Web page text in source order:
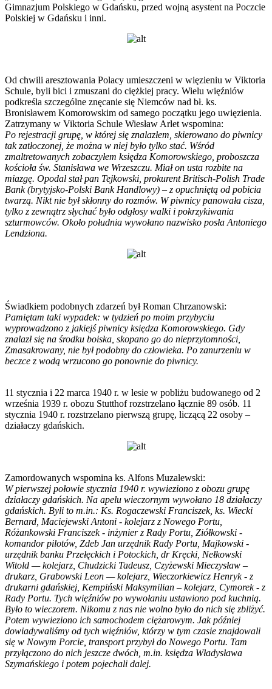
Gimnazjum Polskiego w Gdańsku, przed wojną asystent na Poczcie
Polskiej w Gdańsku i inni.
Od chwili aresztowania Polacy umieszczeni w więzieniu w Viktoria
Schule, byli bici i zmuszani do ciężkiej pracy. Wielu więźniów
podkreśla szczególne znęcanie się Niemców nad bł. ks.
Bronisławem Komorowskim od samego początku jego uwięzienia.
Zatrzymany w Viktoria Schule Wiesław Arlet wspomina:
Po rejestracji grupę, w której się znalazłem, skierowano do piwnicy
tak zatłoczonej, że można w niej było tylko stać. Wśród
zmaltretowanych zobaczyłem księdza Komorowskiego, proboszcza
kościoła św. Stanisława we Wrzeszczu. Miał on usta rozbite na
miazgę. Opodal stał pan Tejkowski, prokurent Britisch-Polish Trade
Bank (brytyjsko-Polski Bank Handlowy) – z opuchniętą od pobicia
twarzą. Nikt nie był skłonny do rozmów. W piwnicy panowała cisza,
tylko z zewnątrz słychać było odgłosy walki i pokrzykiwania
szturmowców. Około południa wywołano nazwisko posła Antoniego
Lendziona.
Świadkiem podobnych zdarzeń był Roman Chrzanowski:
Pamiętam taki wypadek: w tydzień po moim przybyciu
wyprowadzono z jakiejś piwnicy księdza Komorowskiego. Gdy
znalazł się na środku boiska, skopano go do nieprzytomności,
Zmasakrowany, nie był podobny do człowieka. Po zanurzeniu w
beczce z wodą wrzucono go ponownie do piwnicy.
11 stycznia i 22 marca 1940 r. w lesie w pobliżu budowanego od 2
września 1939 r. obozu Stutthof rozstrzelano łącznie 89 osób. 11
stycznia 1940 r. rozstrzelano pierwszą grupę, liczącą 22 osoby –
działaczy gdańskich.
Zamordowanych wspomina ks. Alfons Muzalewski:
W pierwszej połowie stycznia 1940 r. wywieziono z obozu grupę
działaczy gdańskich. Na apelu wieczornym wywołano 18 działaczy
gdańskich. Byli to m.in.: Ks. Rogaczewski Franciszek, ks. Wiecki
Bernard, Maciejewski Antoni - kolejarz z Nowego Portu,
Różankowski Franciszek - inżynier z Rady Portu, Ziółkowski -
komandor pilotów, Zdeb Jan urzędnik Rady Portu, Majkowski -
urzędnik banku Przełęckich i Potockich, dr Kręcki, Nełkowski
Witold — kolejarz, Chudzicki Tadeusz, Czyżewski Mieczysław –
drukarz, Grabowski Leon — kolejarz, Wieczorkiewicz Henryk - z
drukarni gdańskiej, Kempiński Maksymilian – kolejarz, Cymorek - z
Rady Portu. Tych więźniów po wywołaniu ustawiono pod kuchnią.
Było to wieczorem. Nikomu z nas nie wolno było do nich się zbliżyć.
Potem wywieziono ich samochodem ciężarowym. Jak później
dowiadywaliśmy od tych więźniów, którzy w tym czasie znajdowali
się w Nowym Porcie, transport przybył do Nowego Portu. Tam
przyłączono do nich jeszcze dwóch, m.in. księdza Władysława
Szymańskiego i potem pojechali dalej.